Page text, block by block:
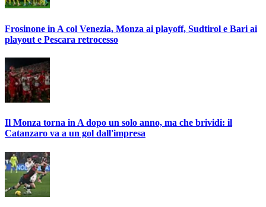
Frosinone in A col Venezia, Monza ai playoff, Sudtirol e Bari ai
playout e Pescara retrocesso
Il Monza torna in A dopo un solo anno, ma che brividi: il
Catanzaro va a un gol dall'impresa